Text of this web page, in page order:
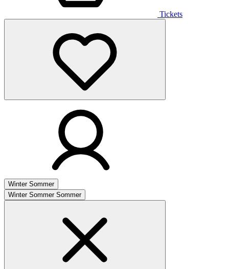
Tickets
Winter Sommer
Winter Sommer Sommer